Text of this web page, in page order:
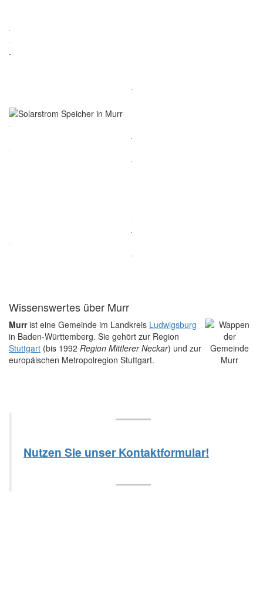
Wissenswertes über Murr
Murrist eine Gemeinde im Landkreis Ludwigsburg
in Baden-Württemberg. Sie gehört zur Region
Stuttgart (bis 1992 Region Mittlerer Neckar) und zur
europäischen Metropolregion Stuttgart.
Nutzen Sie unser Kontaktformular!